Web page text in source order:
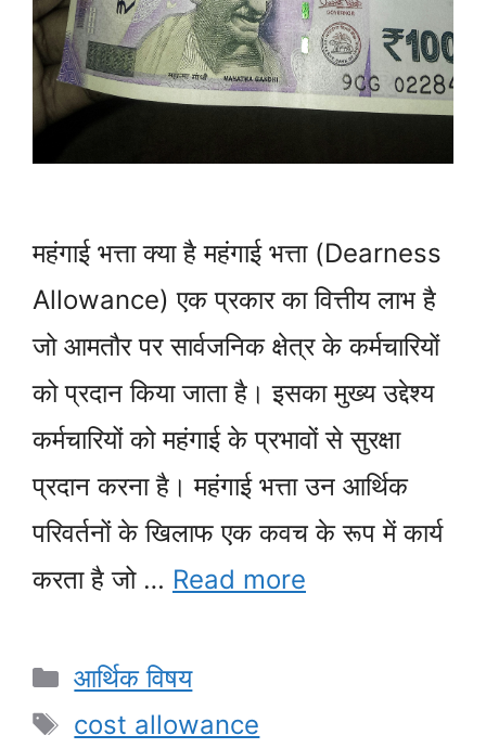
महंगाई भत्ता क्या है महंगाई भत्ता (Dearness
Allowance) एक प्रकार का वित्तीय लाभ है
जो आमतौर पर सार्वजनिक क्षेत्र के कर्मचारियों
को प्रदान किया जाता है। इसका मुख्य उद्देश्य
कर्मचारियों को महंगाई के प्रभावों से सुरक्षा
प्रदान करना है। महंगाई भत्ता उन आर्थिक
परिवर्तनों के खिलाफ एक कवच के रूप में कार्य
करता है जो … Read more
Categories
आर्थिक विषय
Tags
cost allowance